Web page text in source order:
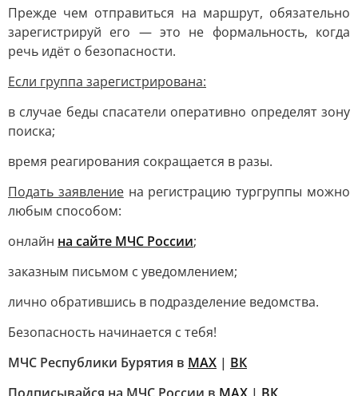
Прежде чем отправиться на маршрут, обязательно
зарегистрируй его — это не формальность, когда
речь идёт о безопасности.
Если группа зарегистрирована:
в случае беды спасатели оперативно определят зону
поиска;
время реагирования сокращается в разы.
Подать заявлениена регистрацию тургруппы можно
любым способом:
онлайн на сайте МЧС России;
заказным письмом с уведомлением;
лично обратившись в подразделение ведомства.
Безопасность начинается с тебя!
МЧС Республики Бурятия в МАХ | ВК